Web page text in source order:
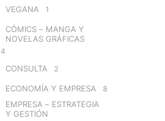
VEGANA 1
CÓMICS – MANGA Y
NOVELAS GRÁFICAS
4
CONSULTA 2
ECONOMÍA Y EMPRESA 8
EMPRESA – ESTRATEGIA
Y GESTIÓN